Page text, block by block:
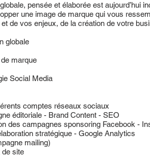
pensée et élaborée est aujourd’hui
une image de marque qui vous
de vos enjeux, de la création de votre
globale
marque
Social Media
comptes réseaux sociaux
éditoriale - Brand Content - SEO
des campagnes sponsoring Facebook -
stratégique - Google Analytics
mailing)
de site